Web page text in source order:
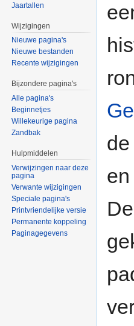
de
Jaartallen
Wijzigingen
Nieuwe pagina's
Nieuwe bestanden
Recente wijzigingen
Bijzondere pagina's
Alle pagina's
Beginnetjes
Willekeurige pagina
Zandbak
Hulpmiddelen
Verwijzingen naar deze
pagina
Verwante wijzigingen
Speciale pagina's
Printvriendelijke versie
Permanente koppeling
Paginagegevens